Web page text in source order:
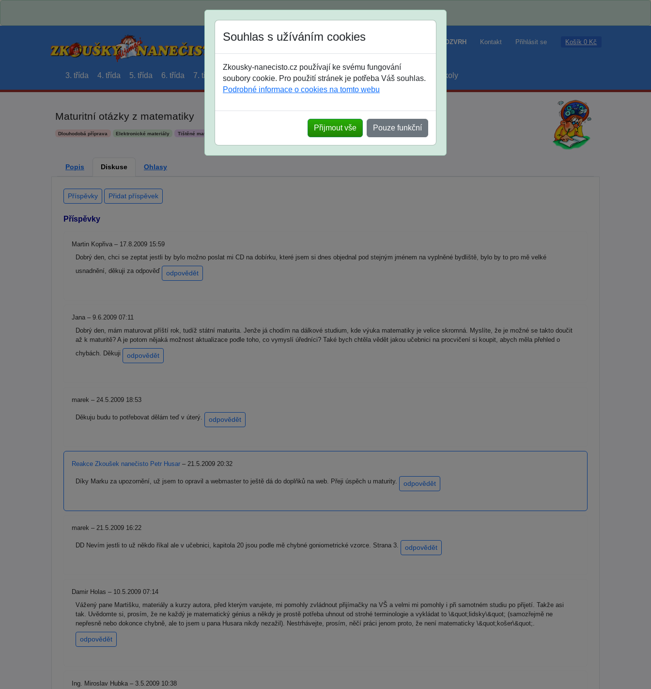
Jak si vybrat ROZVRH Kontakt Přihlásit se Košík 0 Kč
3. třída 4. třída 5. třída 6. třída 7. třída 8. třída 9. třída střední maturanti soutěže prázdniny školy
Maturitní otázky z matematiky
Dlouhodobá příprava Elektronické materiály Tištěné materiály
Popis Diskuse Ohlasy
Souhlas s užíváním cookies
Zkousky-nanecisto.cz používají ke svému fungování
soubory cookie. Pro použití stránek je potřeba Váš souhlas.
Podrobné informace o cookies na tomto webu
Přijmout vše Pouze funkční
Příspěvky Přidat příspěvek
Příspěvky
Martin Kopřiva – 17.8.2009 15:59
Dobrý den, chci se zeptat jestli by bylo možno poslat mi CD na dobírku, které jsem si dnes objednal pod stejným jménem na vyplněné bydliště, bylo by to pro mě velké
usnadnění, děkuji za odpověď
odpovědět
Jana – 9.6.2009 07:11
Dobrý den, mám maturovat příští rok, tudíž státní maturita. Jenže já chodím na dálkové studium, kde výuka matematiky je velice skromná. Myslíte, že je možné se takto doučit
až k maturitě? A je potom nějaká možnost aktualizace podle toho, co vymyslí úředníci? Také bych chtěla vědět jakou učebnici na procvičení si koupit, abych měla přehled o
chybách. Děkuji
odpovědět
marek – 24.5.2009 18:53
Děkuju budu to potřebovat dělám teď v úterý. odpovědět
Reakce Zkoušek nanečisto Petr Husar – 21.5.2009 20:32
Díky Marku za upozornění, už jsem to opravil a webmaster to ještě dá do doplňků na web. Přeji úspěch u maturity. odpovědět
marek – 21.5.2009 16:22
DD Nevím jestli to už někdo říkal ale v učebnici, kapitola 20 jsou podle mě chybné goniometrické vzorce. Strana 3. odpovědět
Damir Holas – 10.5.2009 07:14
Vážený pane Martišku, materiály a kurzy autora, před kterým varujete, mi pomohly zvládnout přijímačky na VŠ a velmi mi pomohly i při samotném studiu po přijetí. Takže asi
tak. Uvědomte si, prosím, že ne každý je matematický génius a někdy je prostě potřeba uhnout od strohé terminologie a vykládat to \&quot;lidsky\&quot; (samozřejmě ne
nepřesně nebo dokonce chybně, ale to jsem u pana Husara nikdy nezažil). Nestrhávejte, prosím, něčí práci jenom proto, že není matematicky \&quot;košer\&quot;.
odpovědět
Ing. Miroslav Hubka – 3.5.2009 10:38